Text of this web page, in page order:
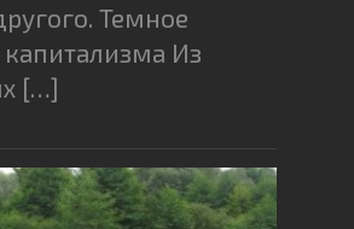
Темное
Из
[…]